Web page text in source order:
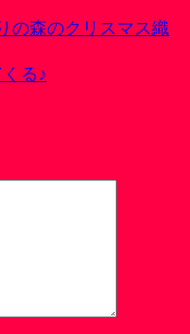
の森のクリスマス織
る♪